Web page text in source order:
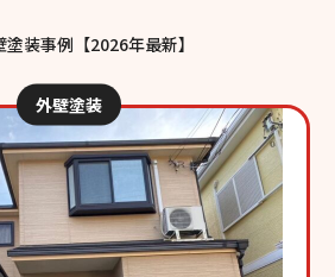
装事例【2026年最新】
外壁塗装